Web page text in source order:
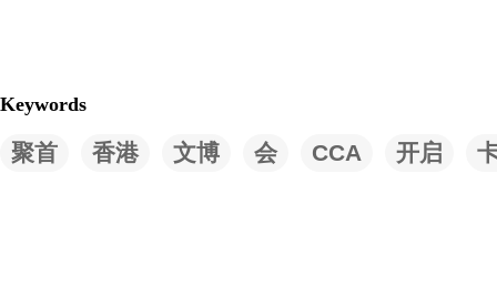
Keywords
聚首 香港 文博 会 CCA 开启